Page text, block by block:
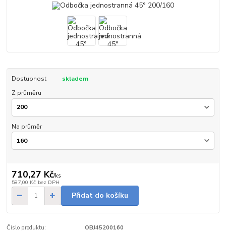
Dostupnost
skladem
Z průměru
Na průměr
710,27 Kč/ks
587,00 Kč bez DPH
Přidat do košíku
Číslo produktu: OBJ45200160